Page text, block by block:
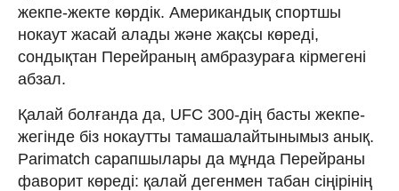
жекпе-жекте көрдік. Американдық спортшы
нокаут жасай алады және жақсы көреді,
сондықтан Перейраның амбразураға кірмегені
абзал.
Қалай болғанда да, UFC 300-дің басты жекпе-
жегінде біз нокаутты тамашалайтынымыз анық.
Parimatch сарапшылары да мұнда Перейраны
фаворит көреді: қалай дегенмен табан сіңірінің